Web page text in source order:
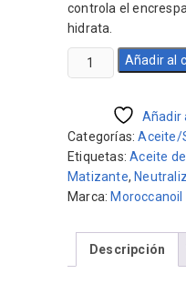
controla el
hidrata.
Tratamiento
Violeta
Moroccanoil
Aceite
Purple
50ml
cantidad
Añadir al
Añadir
Categorías:Aceite/
Etiquetas:Aceite
Matizante,
Marca: Moroccanoil
Descripción